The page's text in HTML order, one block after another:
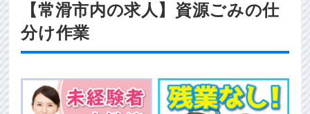
【常滑市内の求人】資源ごみの仕
分け作業